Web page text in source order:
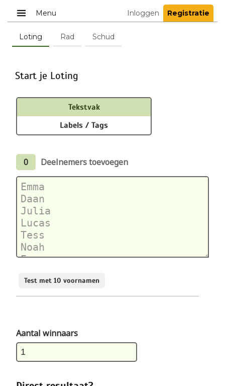
Menu Inloggen Registratie
Loting Rad Schud
Start je Loting
Tekstvak
Labels / Tags
0 Deelnemers toevoegen
Test met 10 voornamen
Aantal winnaars